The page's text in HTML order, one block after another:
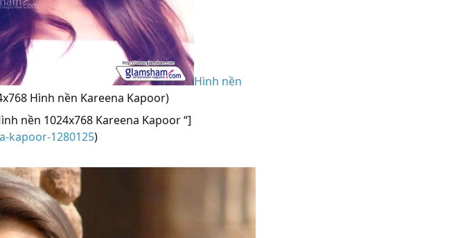
Hình nền
Hình nền Kareena Kapoor)
ình nền 1024x768 Kareena Kapoor “]
kapoor-1280125)